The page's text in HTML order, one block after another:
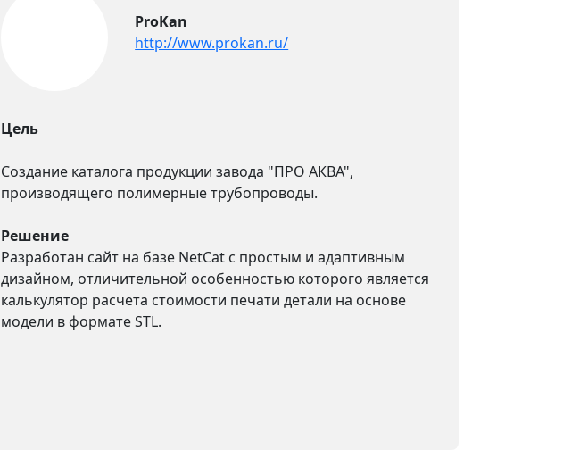
ProKan
http://www.prokan.ru/
Цель
Создание каталога продукции завода "ПРО АКВА",
производящего полимерные трубопроводы.
Решение
Разработан сайт на базе NetCat с простым и адаптивным
дизайном, отличительной особенностью которого является
калькулятор расчета стоимости печати детали на основе
модели в формате STL.